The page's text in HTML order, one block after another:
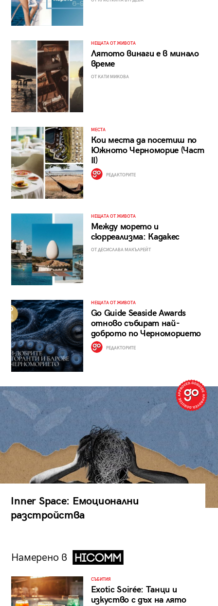
НЕЩАТА ОТ ЖИВОТА
Лятото винаги е в минало
време
ОТ КАТИ МИКОВА
МЕСТА
Кои места да посетиш по
Южното Черноморие (Част
II)
РЕДАКТОРИТЕ
НЕЩАТА ОТ ЖИВОТА
Между морето и
сюрреализма: Кадакес
ОТ ДЕСИСЛАВА МАКЪЛРЕЙТ
НЕЩАТА ОТ ЖИВОТА
Go Guide Seaside Awards
отново събират най-
доброто по Черноморието
РЕДАКТОРИТЕ
Inner Space: Емоционални
разстройства
Намерено в
СЪБИТИЯ
Exotic Soirée: Танци и
изкуство с дъх на лято